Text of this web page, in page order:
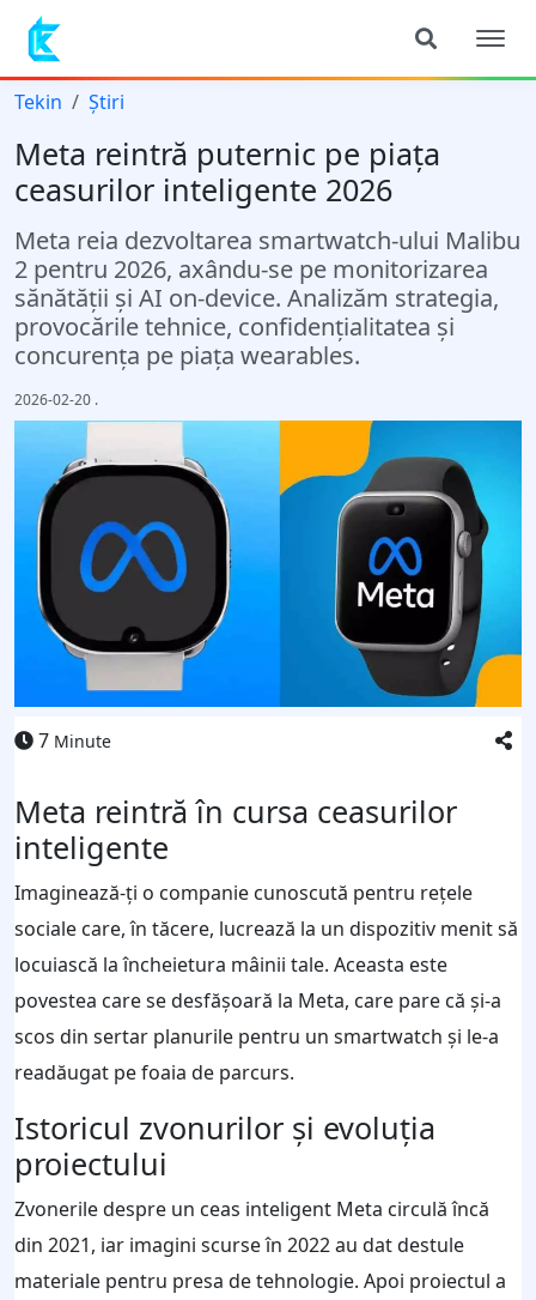
Tekin Știri
Meta reintră puternic pe piața
ceasurilor inteligente 2026
Meta reia dezvoltarea smartwatch-ului Malibu
2 pentru 2026, axându-se pe monitorizarea
sănătății și AI on-device. Analizăm strategia,
provocările tehnice, confidențialitatea și
concurența pe piața wearables.
2026-02-20 .
7 Minute
Meta reintră în cursa ceasurilor
inteligente
Imaginează-ți o companie cunoscută pentru rețele
sociale care, în tăcere, lucrează la un dispozitiv menit să
locuiască la încheietura mâinii tale. Aceasta este
povestea care se desfășoară la Meta, care pare că și-a
scos din sertar planurile pentru un smartwatch și le-a
readăugat pe foaia de parcurs.
Istoricul zvonurilor și evoluția
proiectului
Zvonerile despre un ceas inteligent Meta circulă încă
din 2021, iar imagini scurse în 2022 au dat destule
materiale pentru presa de tehnologie. Apoi proiectul a